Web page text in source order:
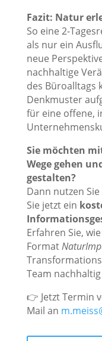
Fazit: Natur
So eine 2-
als nur ein
neue
nachhaltige
des Büroalltags
Denkmuster
für eine offene,
Sie möchten
Wege gehen
gestalten?
Dann nutzen
Sie jetzt ein
Erfahren Sie,
Format
Team
👉 Jetzt Termin
Mail an